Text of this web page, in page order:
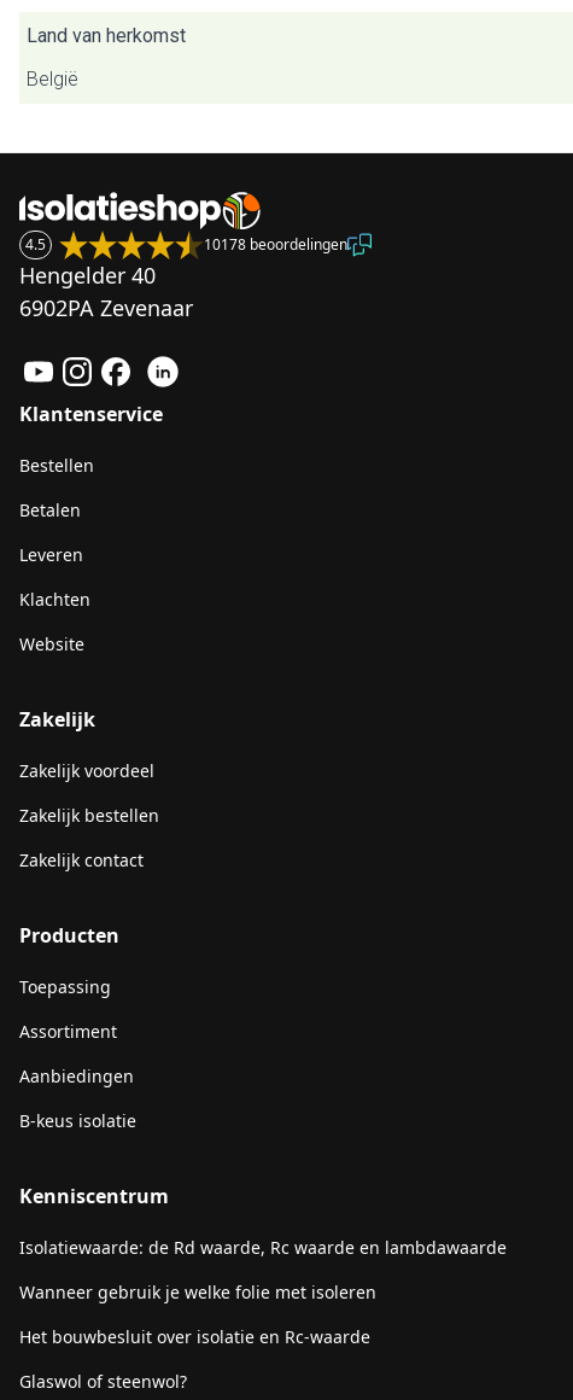
Land van herkomst
België
4.5 10178 beoordelingen
Hengelder 40
6902PA Zevenaar
Klantenservice
Bestellen
Betalen
Leveren
Klachten
Website
Zakelijk
Zakelijk voordeel
Zakelijk bestellen
Zakelijk contact
Producten
Toepassing
Assortiment
Aanbiedingen
B-keus isolatie
Kenniscentrum
Isolatiewaarde: de Rd waarde, Rc waarde en lambdawaarde
Wanneer gebruik je welke folie met isoleren
Het bouwbesluit over isolatie en Rc-waarde
Glaswol of steenwol?